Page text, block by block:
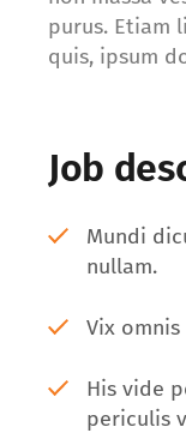
purus. Etiam
quis, ipsum
Job
Mundi
nullam.
Vix
His vide
periculis